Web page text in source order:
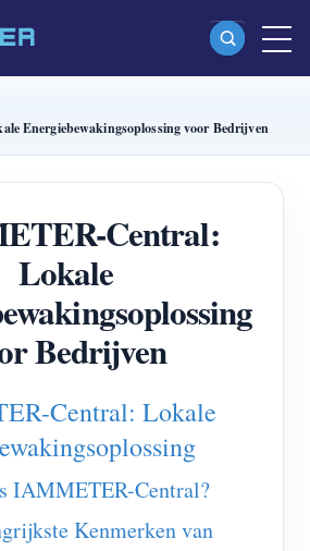
Wi-Fi-energiemeter (WEM3080T)
Wi-Fi-energiemeter (WEM3046T)
Wi-Fi-energiemeter (WEM3050T)
Cloud Pro
simulator
Energiebewakingsoplossing voor Bedrijven
Central:
Lokale
Bedrijven
Central: Lokale
IAMMETER-Central?
Kenmerken van